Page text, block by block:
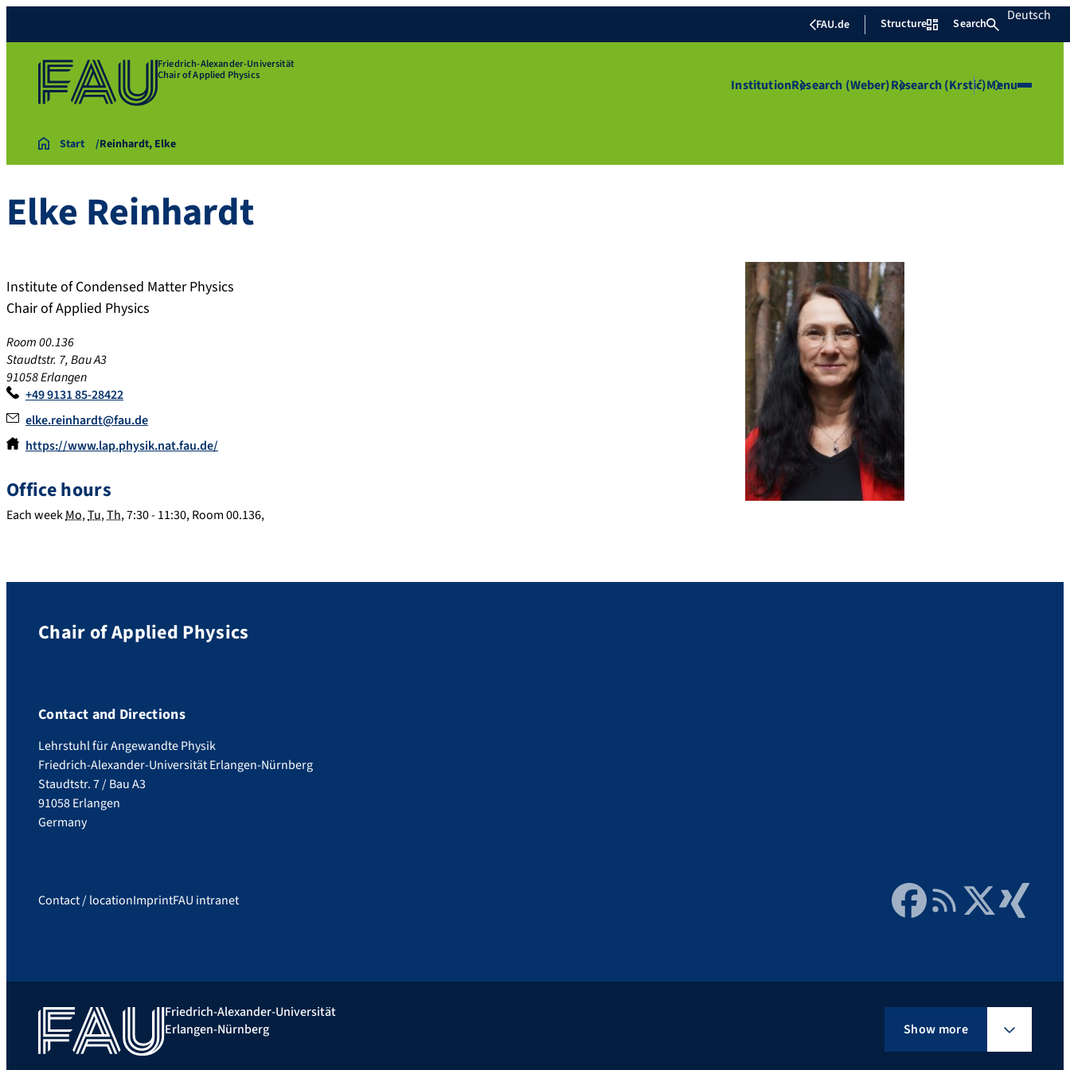
FAU.de Structure Search Deutsch
Friedrich-Alexander-Universität
Chair of Applied Physics
InstitutionResearch (Weber)Research (Krstić)Menu
Start Reinhardt, Elke
Elke Reinhardt
Institute of Condensed Matter Physics
Chair of Applied Physics
Room 00.136
Staudtstr. 7, Bau A3
91058 Erlangen
+49 9131 85-28422
elke.reinhardt@fau.de
https://www.lap.physik.nat.fau.de/
Office hours
Each weekMo,Tu,Th, 7:30 - 11:30, Room 00.136,
Chair of Applied Physics
Contact and Directions
Lehrstuhl für Angewandte Physik
Friedrich-Alexander-Universität Erlangen-Nürnberg
Staudtstr. 7 / Bau A3
91058 Erlangen
Germany
Contact / locationImprintFAU intranet FacebookRSS FeedTwitter Xing
Friedrich-Alexander-Universität
Erlangen-Nürnberg
Show more